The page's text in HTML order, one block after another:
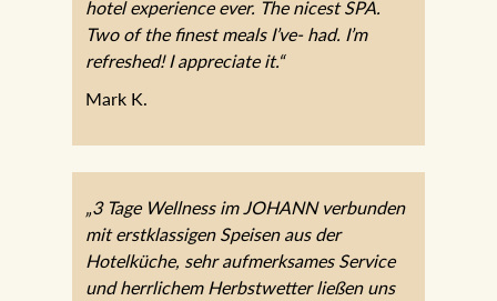
“Thank you Hotel staff! This was my best
hotel experience ever. The nicest SPA.
Two of the finest meals I’ve- had. I’m
refreshed! I appreciate it.“
„3 Tage Wellness im JOHANN
verbunden mit erstklassigen Speisen aus